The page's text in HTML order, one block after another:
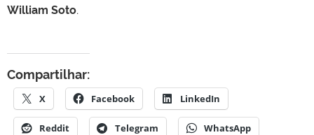
William Soto.
Compartilhar:
X Facebook LinkedIn
Reddit Telegram WhatsApp